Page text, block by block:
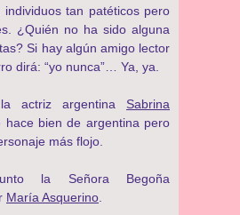
tan patéticos pero
¿Quién no ha sido alguna
Si hay algún amigo lector
dirá: “yo nunca”… Ya, ya.
actriz argentina Sabrina
hace bien de argentina pero
más flojo.
la Señora Begoña
María Asquerino